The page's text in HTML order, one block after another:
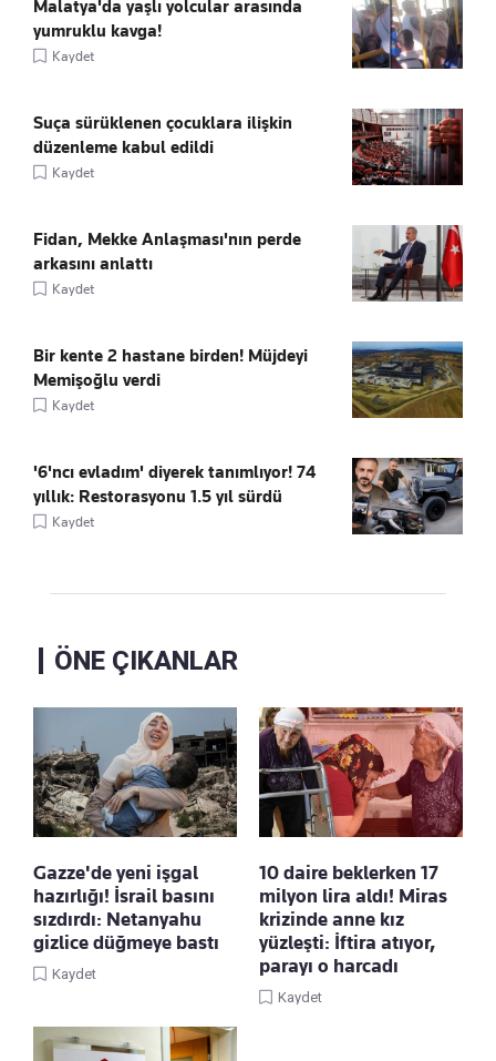
Malatya'da yaşlı yolcular arasında
yumruklu kavga!
Kaydet
Suça sürüklenen çocuklara ilişkin
düzenleme kabul edildi
Kaydet
Fidan, Mekke Anlaşması'nın perde
arkasını anlattı
Kaydet
Bir kente 2 hastane birden! Müjdeyi
Memişoğlu verdi
Kaydet
'6'ncı evladım' diyerek tanımlıyor! 74
yıllık: Restorasyonu 1.5 yıl sürdü
Kaydet
ÖNE ÇIKANLAR
Gazze'de yeni işgal
hazırlığı! İsrail basını
sızdırdı: Netanyahu
gizlice düğmeye bastı
Kaydet
10 daire beklerken 17
milyon lira aldı! Miras
krizinde anne kız
yüzleşti: İftira atıyor,
parayı o harcadı
Kaydet